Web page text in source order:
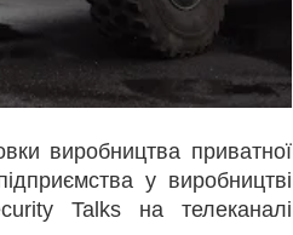
виробництва приватної
у виробництві
Talks на телеканалі